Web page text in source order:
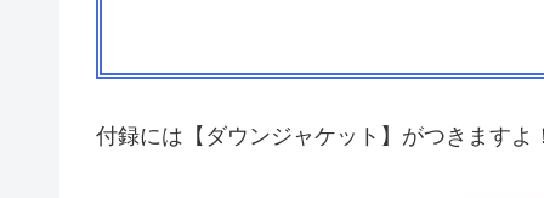
付録には【ダウンジャケット】がつきますよ